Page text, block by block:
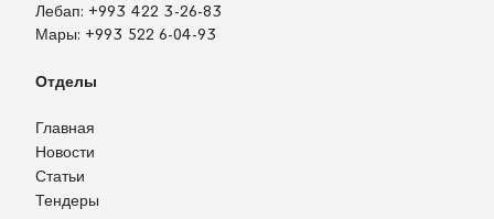
Лебап: +993 422 3-26-83
Мары: +993 522 6-04-93
Отделы
Главная
Новости
Статьи
Тендеры